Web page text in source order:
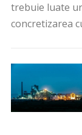
trebuie luate
concretizarea